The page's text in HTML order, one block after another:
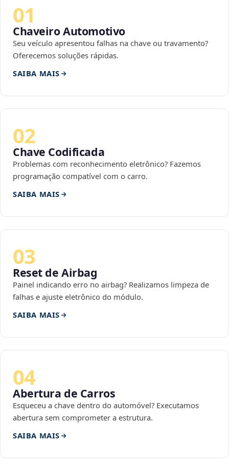
01
Chaveiro Automotivo
Seu veículo apresentou falhas na chave ou travamento?
Oferecemos soluções rápidas.
SAIBA MAIS
02
Chave Codificada
Problemas com reconhecimento eletrônico? Fazemos
programação compatível com o carro.
SAIBA MAIS
03
Reset de Airbag
Painel indicando erro no airbag? Realizamos limpeza de
falhas e ajuste eletrônico do módulo.
SAIBA MAIS
04
Abertura de Carros
Esqueceu a chave dentro do automóvel? Executamos
abertura sem comprometer a estrutura.
SAIBA MAIS